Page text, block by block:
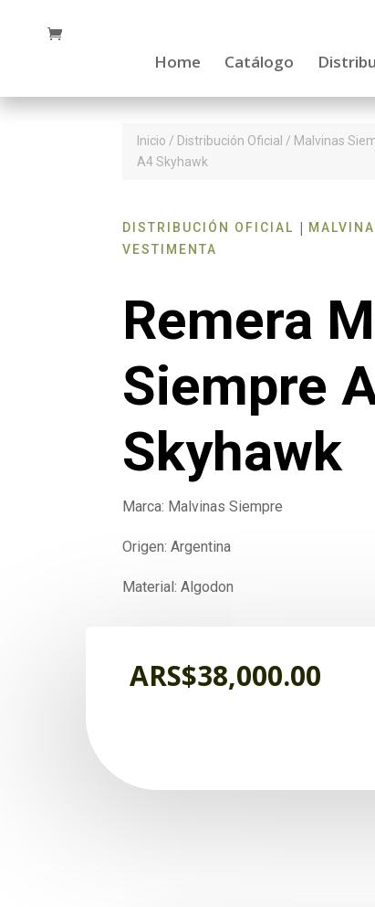
Home Catálogo
Inicio / Distribución Oficial / Malvinas
A4 Skyhawk
DISTRIBUCIÓN OFICIAL |
VESTIMENTA
Remera
Siempre
Skyhawk
Marca: Malvinas Siempre
Origen: Argentina
Material: Algodon
ARS$38,000.00